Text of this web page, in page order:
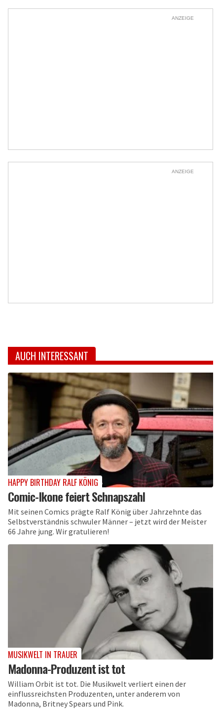
ANZEIGE
ANZEIGE
AUCH INTERESSANT
HAPPY BIRTHDAY RALF KÖNIG
Comic-Ikone feiert Schnapszahl
Mit seinen Comics prägte Ralf König über Jahrzehnte das
Selbstverständnis schwuler Männer – jetzt wird der Meister
66 Jahre jung. Wir gratulieren!
MUSIKWELT IN TRAUER
Madonna-Produzent ist tot
William Orbit ist tot. Die Musikwelt verliert einen der
einflussreichsten Produzenten, unter anderem von
Madonna, Britney Spears und Pink.